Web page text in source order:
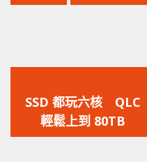
一
篇
文
SSD 都玩六核 QLC
輕鬆上到 80TB